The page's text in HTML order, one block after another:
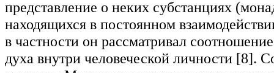
представление о неких субстанциях
находящихся в постоянном
в частности он рассматривал
духа внутри человеческой личности [8].